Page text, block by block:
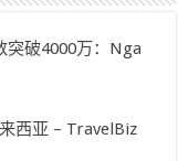
突破4000万：Nga
西亚 – TravelBiz